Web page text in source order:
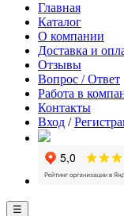
Главная
Каталог
О компании
Доставка и
Отзывы
Вопрос / Ответ
Работа в
Контакты
Вход /
☰